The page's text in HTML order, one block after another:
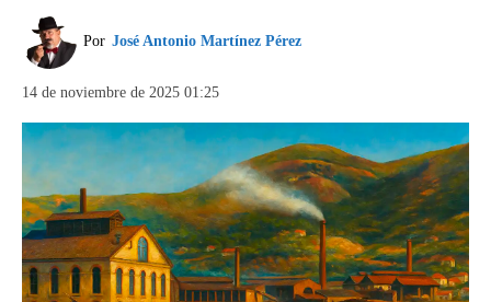
Por José Antonio Martínez Pérez
14 de noviembre de 2025 01:25